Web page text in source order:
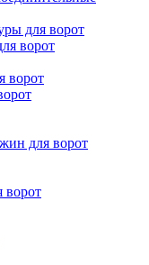
для ворот
ворот
ворот
для ворот
ворот